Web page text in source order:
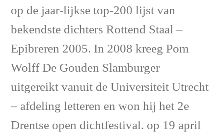
op de jaar-lijkse top-200 lijst van
bekendste dichters Rottend Staal –
Epibreren 2005. In 2008 kreeg Pom
Wolff De Gouden Slamburger
uitgereikt vanuit de Universiteit Utrecht
– afdeling letteren en won hij het 2e
Drentse open dichtfestival. op 19 april